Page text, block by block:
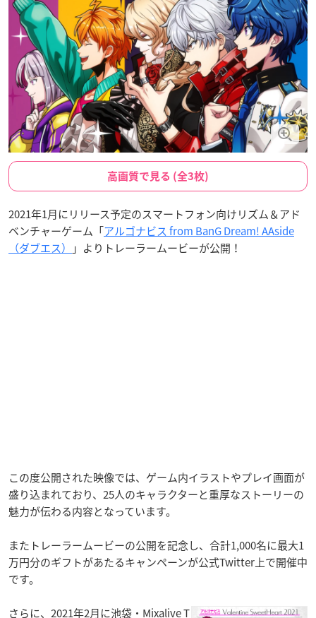
高画質で見る (全3枚)
2021年1月にリリース予定のスマートフォン向けリズム＆アド
ベンチャーゲーム「アルゴナビス from BanG Dream! AAside
（ダブエス）
」よりトレーラームービーが公開！
この度公開された映像では、ゲーム内イラストやプレイ画面が
盛り込まれており、25人のキャラクターと重厚なストーリーの
魅力が伝わる内容となっています。
またトレーラームービーの公開を記念し、合計1,000名に最大1
万円分のギフトがあたるキャンペーンが公式Twitter上で開催中
です。
さらに、2021年2月に池袋・Mixalive T